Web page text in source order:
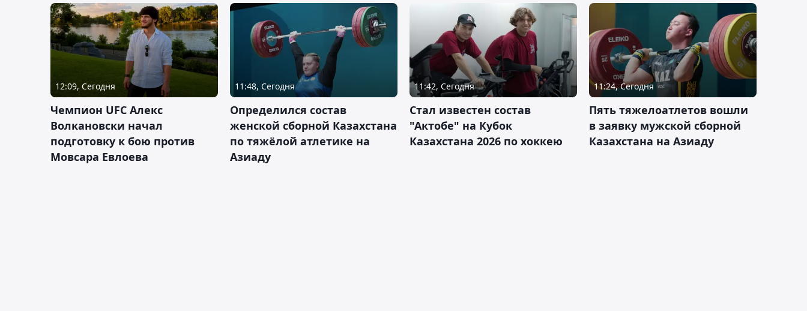
12:09, Сегодня
Чемпион UFC Алекс
Волкановски начал
подготовку к бою против
Мовсара Евлоева
11:48, Сегодня
Определился состав
женской сборной Казахстана
по тяжёлой атлетике на
Азиаду
11:42, Сегодня
Стал известен состав
"Актобе" на Кубок
Казахстана 2026 по хоккею
11:24, Сегодня
Пять тяжелоатлетов вошли
в заявку мужской сборной
Казахстана на Азиаду